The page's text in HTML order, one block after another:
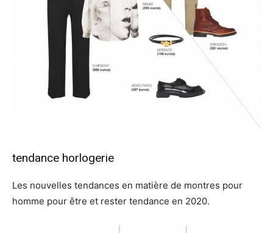
tendance horlogerie
Les nouvelles tendances en matière de montres pour
homme pour être et rester tendance en 2020.